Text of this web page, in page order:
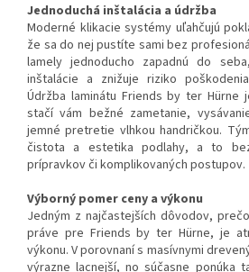
Jednoduchá inštalácia a údržba
Moderné klikacie systémy uľahčujú
že sa do nej pustíte sami bez
lamely jednoducho zapadnú do
inštalácie a znižuje riziko
Údržba laminátu Friends by ter Hürne
stačí vám bežné zametanie,
jemné pretretie vlhkou handričkou.
čistota a estetika podlahy, a to
prípravkov či komplikovaných postupov.
Výborný pomer ceny a výkonu
Jedným z najčastejších dôvodov,
práve pre Friends by ter Hürne, je
výkonu. V porovnaní s masívnymi
výrazne lacnejší, no súčasne ponúka